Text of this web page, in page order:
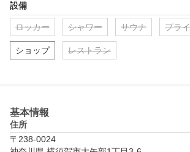
設備
ロッカー シャワー サウナ プラ
ショップ レストラン
基本情報
住所
〒238-0024